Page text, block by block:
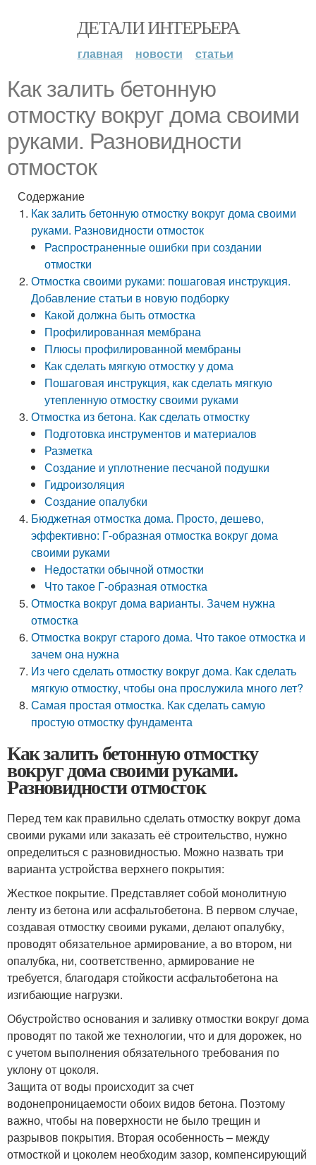
ДЕТАЛИ ИНТЕРЬЕРА
главная новости статьи
Как залить бетонную
отмостку вокруг дома своими
руками. Разновидности
отмосток
Содержание
Как залить бетонную отмостку вокруг дома своими
руками. Разновидности отмосток
Распространенные ошибки при создании
отмостки
Отмостка своими руками: пошаговая инструкция.
Добавление статьи в новую подборку
Какой должна быть отмостка
Профилированная мембрана
Плюсы профилированной мембраны
Как сделать мягкую отмостку у дома
Пошаговая инструкция, как сделать мягкую
утепленную отмостку своими руками
Отмостка из бетона. Как сделать отмостку
Подготовка инструментов и материалов
Разметка
Создание и уплотнение песчаной подушки
Гидроизоляция
Создание опалубки
Бюджетная отмостка дома. Просто, дешево,
эффективно: Г-образная отмостка вокруг дома
своими руками
Недостатки обычной отмостки
Что такое Г-образная отмостка
Отмостка вокруг дома варианты. Зачем нужна
отмостка
Отмостка вокруг старого дома. Что такое отмостка и
зачем она нужна
Из чего сделать отмостку вокруг дома. Как сделать
мягкую отмостку, чтобы она прослужила много лет?
Самая простая отмостка. Как сделать самую
простую отмостку фундамента
Как залить бетонную отмостку
вокруг дома своими руками.
Разновидности отмосток
Перед тем как правильно сделать отмостку вокруг дома
своими руками или заказать её строительство, нужно
определиться с разновидностью. Можно назвать три
варианта устройства верхнего покрытия:
Жесткое покрытие. Представляет собой монолитную
ленту из бетона или асфальтобетона. В первом случае,
создавая отмостку своими руками, делают опалубку,
проводят обязательное армирование, а во втором, ни
опалубка, ни, соответственно, армирование не
требуется, благодаря стойкости асфальтобетона на
изгибающие нагрузки.
Обустройство основания и заливку отмостки вокруг дома
проводят по такой же технологии, что и для дорожек, но
с учетом выполнения обязательного требования по
уклону от цоколя.
Защита от воды происходит за счет
водонепроницаемости обоих видов бетона. Поэтому
важно, чтобы на поверхности не было трещин и
разрывов покрытия. Вторая особенность – между
отмосткой и цоколем необходим зазор, компенсирующий